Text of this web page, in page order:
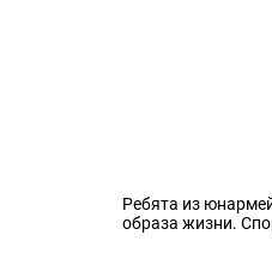
Ребята из
образа жизни.